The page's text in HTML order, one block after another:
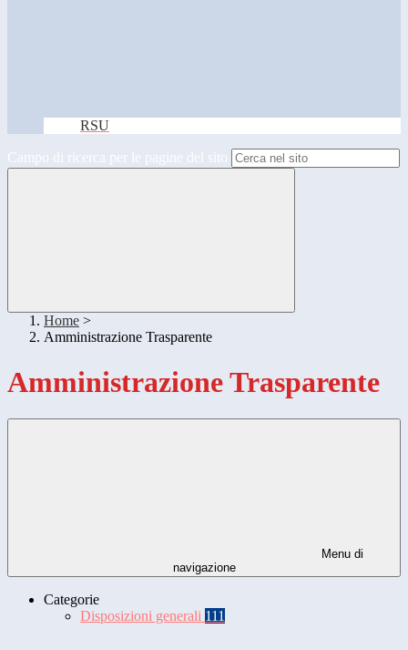
RSU
Campo di ricerca per le pagine del sito
Home >
Amministrazione Trasparente
Amministrazione Trasparente
Menu di
navigazione
Categorie
Disposizioni generali 111